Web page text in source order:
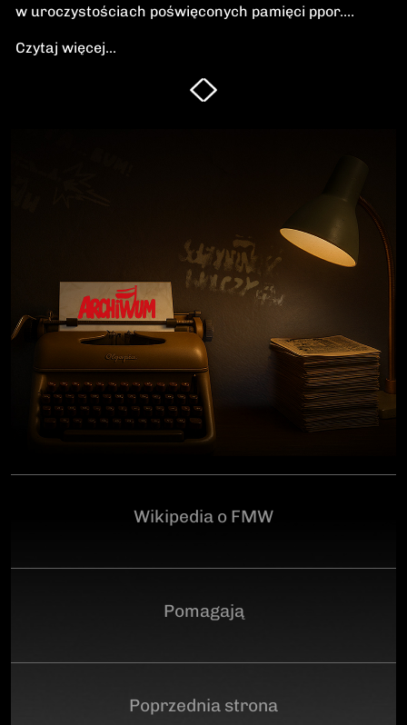
w uroczystościach poświęconych pamięci ppor.
Wileńskiej Brygady Armii Krajowej, dowódcy 5.
szwadronu podczas walk na Pomorzu, jednego z
najbardziej zasłużonych żołnierzy polskiego podziemia
przeciwko niemieckiemu i sowieckiemu okupantowi, a
po zakończeniu wojny pozostał wierny ideałom
wolności. Poległ 28 czerwca 1946 r., a miejsce
ukrycia jego szczątków przez komunistyczny aparat
represji pozostaje do dziś nieznane.Program
uroczystości:11.00 – Msza Święta w Kościele św.
Brygidy w Gdańsku12.30 – poświęcenie
symbolicznego nagrobka na Cmentarzu
Garnizonowym w GdańskuSerdecznie zapraszamy
Czytaj więcej...
Wikipedia o FMW
Pomagają
Poprzednia strona